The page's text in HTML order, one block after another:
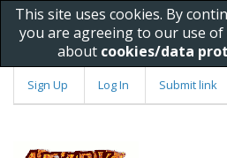
This site uses cookies. By
you are agreeing to our use of
about cookies/data
Sign Up Log In Submit link